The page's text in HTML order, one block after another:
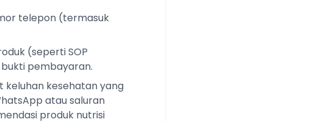
telepon (termasuk
(seperti SOP
bukti pembayaran.
keluhan kesehatan yang
atau saluran
produk nutrisi